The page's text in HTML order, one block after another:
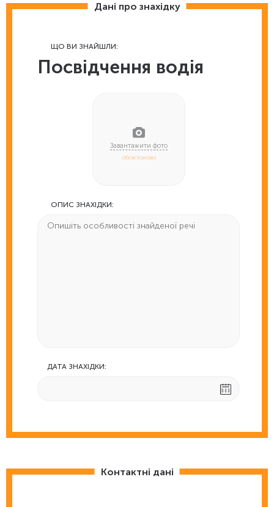
Дані про знахідку
ЩО ВИ ЗНАЙШЛИ:
Посвідчення водія
обов'язково
ОПИС ЗНАХІДКИ:
ДАТА ЗНАХІДКИ:
Контактні дані